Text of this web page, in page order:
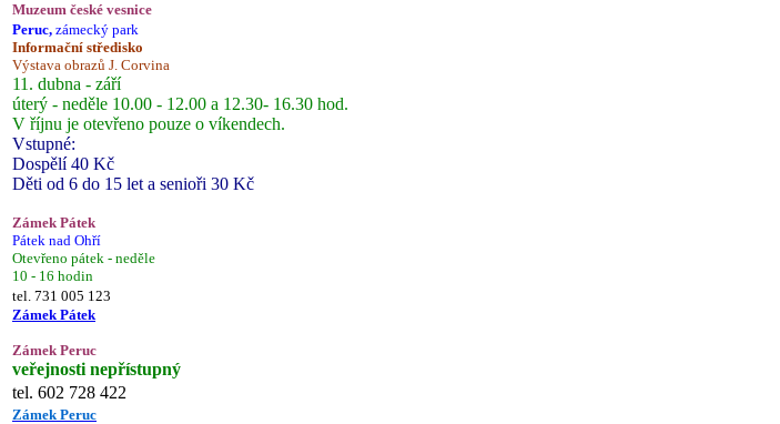
Muzeum české vesnice
Peruc, zámecký park
Informační středisko
Výstava obrazů J. Corvina
11. dubna - září
úterý - neděle 10.00 - 12.00 a 12.30- 16.30 hod.
V říjnu je otevřeno pouze o víkendech.
Vstupné:
Dospělí 40 Kč
Děti od 6 do 15 let a senioři 30 Kč
Zámek Pátek
Pátek nad Ohří
Otevřeno pátek - neděle
10 - 16 hodin
tel. 731 005 123
Zámek Pátek
Zámek Peruc
veřejnosti nepřístupný
tel. 602 728 422
Zámek Peruc